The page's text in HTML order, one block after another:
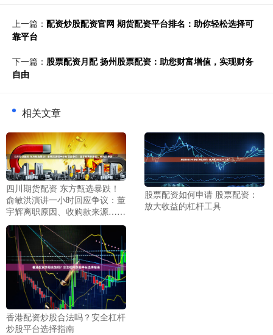
上一篇： 配资炒股配资官网 期货配资平台排名：助你轻松选择可
靠平台
下一篇： 股票配资月配 扬州股票配资：助您财富增值，实现财务
自由
相关文章
四川期货配资 东方甄选暴跌！
俞敏洪演讲一小时回应争议：董
宇辉离职原因、收购款来源……
股票配资如何申请 股票配资：
放大收益的杠杆工具
香港配资炒股合法吗？安全杠杆
炒股平台选择指南